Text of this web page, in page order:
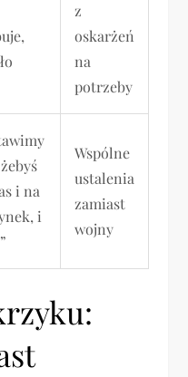
z
oskarżeń
na
potrzeby
i na
i
Wspólne
ustalenia
zamiast
wojny